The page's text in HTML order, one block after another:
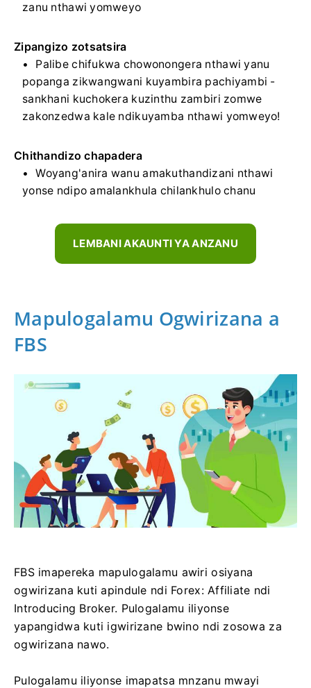
zanu nthawi yomweyo
Zipangizo zotsatsira
Palibe chifukwa chowonongera nthawi yanu
popanga zikwangwani kuyambira pachiyambi -
sankhani kuchokera kuzinthu zambiri zomwe
zakonzedwa kale ndikuyamba nthawi yomweyo!
Chithandizo chapadera
Woyang'anira wanu amakuthandizani nthawi
yonse ndipo amalankhula chilankhulo chanu
LEMBANI AKAUNTI YA ANZANU
Mapulogalamu Ogwirizana a
FBS
FBS imapereka mapulogalamu awiri osiyana
ogwirizana kuti apindule ndi Forex: Affiliate ndi
Introducing Broker. Pulogalamu iliyonse
yapangidwa kuti igwirizane bwino ndi zosowa za
ogwirizana nawo.
Pulogalamu iliyonse imapatsa mnzanu mwayi